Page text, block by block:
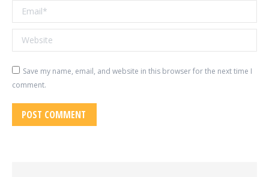
Email *
Website
Save my name, email, and website in this browser for the next time I
comment.
POST COMMENT